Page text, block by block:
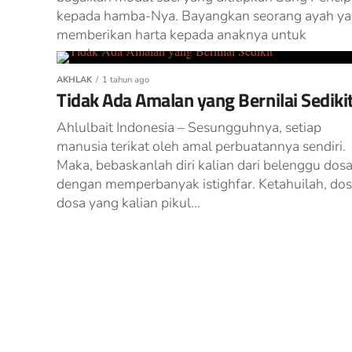
kepada hamba-Nya. Bayangkan seorang ayah
memberikan harta kepada anaknya untuk
membangun...
AKHLAK 1 tahun ago
Tidak Ada Amalan yang Bernilai
Ahlulbait Indonesia – Sesungguhnya, setiap
manusia terikat oleh amal perbuatannya sendiri.
Maka, bebaskanlah diri kalian dari belenggu dosa
dengan memperbanyak istighfar. Ketahuilah,
dosa yang kalian pikul...